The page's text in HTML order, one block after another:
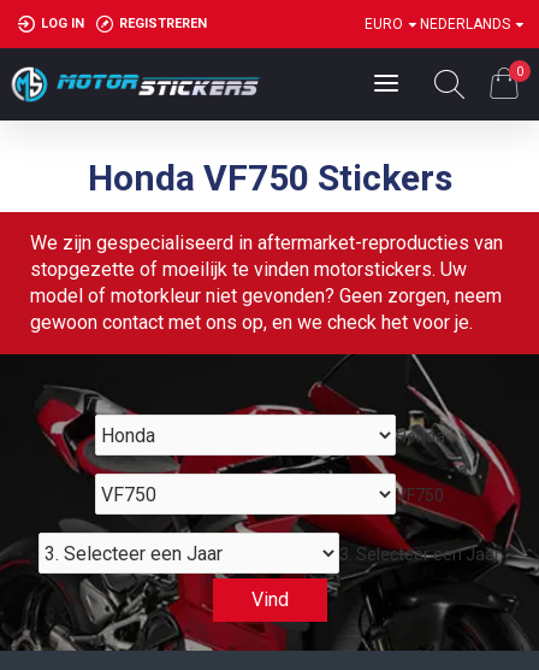
LOG IN REGISTREREN EURO NEDERLANDS
0
Honda VF750 Stickers
We zijn gespecialiseerd in aftermarket-reproducties van
stopgezette of moeilijk te vinden motorstickers. Uw
model of motorkleur niet gevonden? Geen zorgen, neem
gewoon contact met ons op, en we check het voor je.
Honda
VF750
3. Selecteer een Jaar
Vind